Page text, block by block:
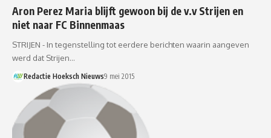
Aron Perez Maria blijft gewoon bij de v.v Strijen en
niet naar FC Binnenmaas
STRIJEN - In tegenstelling tot eerdere berichten waarin aangeven
werd dat Strijen…
Redactie Hoeksch Nieuws9 mei 2015